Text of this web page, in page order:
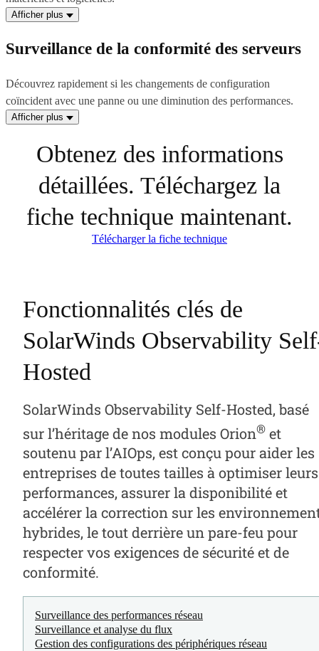
Afficher plus
Surveillance de la conformité des serveurs
Découvrez rapidement si les changements de configuration
coïncident avec une panne ou une diminution des performances.
Afficher plus
Obtenez des informations
détaillées. Téléchargez la
fiche technique maintenant.
Télécharger la fiche technique
Fonctionnalités clés de
SolarWinds Observability
Hosted
SolarWinds Observability Self-Hosted, basé
sur l’héritage de nos modules Orion® et
soutenu par l’AIOps, est conçu pour aider les
entreprises de toutes tailles à optimiser leurs
performances, assurer la disponibilité et
accélérer la correction sur les
hybrides, le tout derrière un pare-feu pour
respecter vos exigences de sécurité et de
conformité.
Surveillance des performances réseau
Surveillance et analyse du flux
Gestion des configurations des périphériques réseau